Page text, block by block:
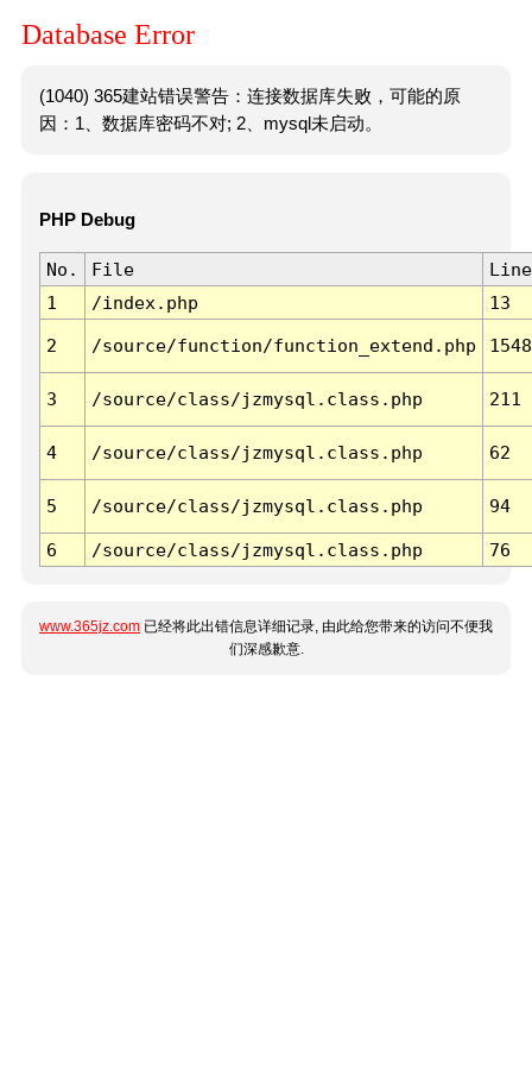
Database Error
(1040) 365建站错误警告：连接数据库失败，可能的原
因：1、数据库密码不对; 2、mysql未启动。
PHP Debug
No. File
Line
1
/index.php 13
2 /source/function/function_extend.php 1548
3 /source/class/jzmysql.class.php 211
4 /source/class/jzmysql.class.php 62
5 /source/class/jzmysql.class.php 94
6 /source/class/jzmysql.class.php 76
www.365jz.com 已经将此出错信息详细记录, 由此给您带来的访问不便我
们深感歉意.